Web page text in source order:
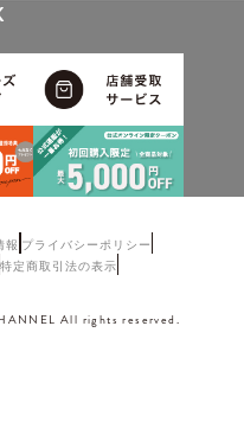
報 プライバシーポリシー
特定商取引法の表示
All rights reserved.